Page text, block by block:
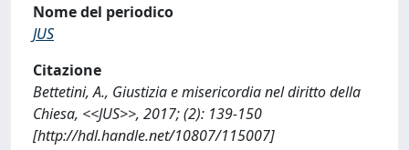
Nome del periodico
JUS
Citazione
Bettetini, A., Giustizia e misericordia nel diritto della
Chiesa, <<JUS>>, 2017; (2): 139-150
[http://hdl.handle.net/10807/115007]